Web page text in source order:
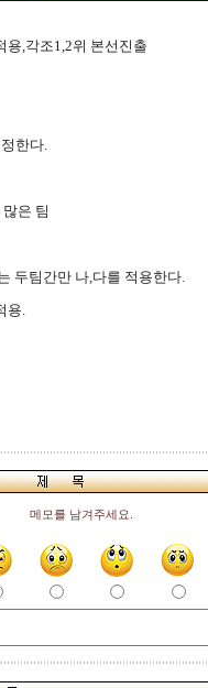
용,각조1,2위 본선진출
한다.
은 팀
두팀간만 나,다를 적용한다.
용.
메모를 남겨주세요.